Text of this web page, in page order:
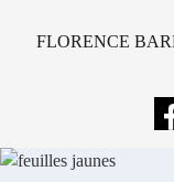
FLORENCE